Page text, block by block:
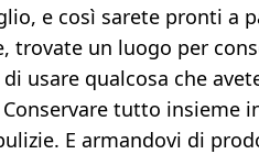
e così sarete pronti a
trovate un luogo per
usare qualcosa che
tutto insieme
E armandovi di